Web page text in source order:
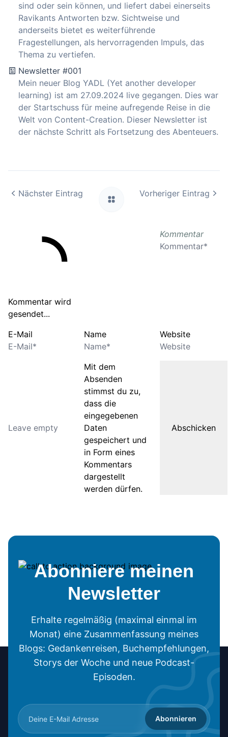
sind oder sein können, und liefert dabei einerseits
Ravikants Antworten bzw. Sichtweise und
anderseits bietet es weiterführende
Fragestellungen, als hervorragenden Impuls, das
Thema zu vertiefen.
Newsletter #001
Mein neuer Blog YADL (Yet another developer
learning) ist am 27.09.2024 live gegangen. Dies war
der Startschuss für meine aufregende Reise in die
Welt von Content-Creation. Dieser Newsletter ist
der nächste Schritt als Fortsetzung des Abenteuers.
Nächster Eintrag Vorheriger Eintrag
Kommentar wird
gesendet...
Kommentar
E-Mail Name Website
Mit dem
Absenden
stimmst du zu,
dass die
eingegebenen
Daten
gespeichert und
in Form eines
Kommentars
dargestellt
werden dürfen.
Abonniere meinen
Newsletter
Erhalte regelmäßig (maximal einmal im
Monat) eine Zusammenfassung meines
Blogs: Gedankenreisen, Buchempfehlungen,
Storys der Woche und neue Podcast-
Episoden.
Abonnieren